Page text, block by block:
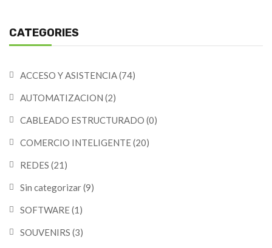
CATEGORIES
ACCESO Y ASISTENCIA(74)
AUTOMATIZACION (2)
CABLEADO ESTRUCTURADO (0)
COMERCIO INTELIGENTE(20)
REDES (21)
Sin categorizar(9)
SOFTWARE(1)
SOUVENIRS (3)